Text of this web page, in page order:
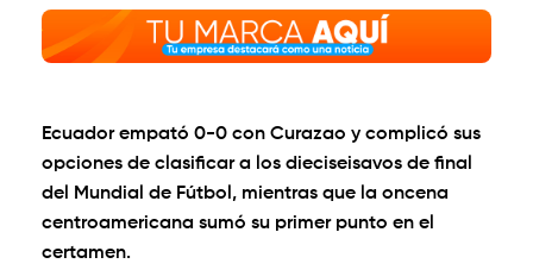
Ecuador empató 0-0 con Curazao y complicó sus
opciones de clasificar a los dieciseisavos de final
del Mundial de Fútbol, mientras que la oncena
centroamericana sumó su primer punto en el
certamen.